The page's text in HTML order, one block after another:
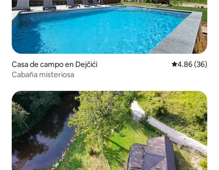
Casa de campo en Dejčići Calificación
4.86 (36)
Cabaña misteriosa